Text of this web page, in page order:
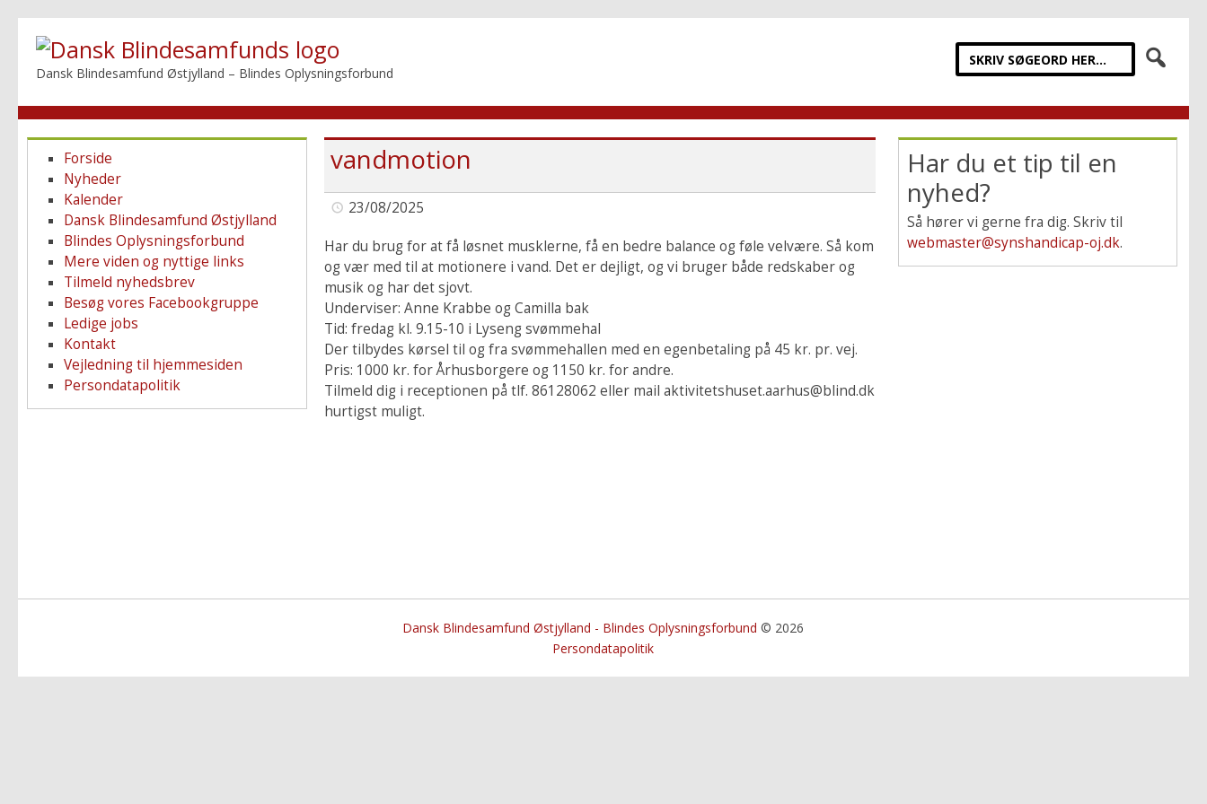
Dansk Blindesamfund Østjylland – Blindes Oplysningsforbund
vandmotion
23/08/2025
Har du brug for at få løsnet musklerne, få en bedre balance og føle velvære. Så kom
og vær med til at motionere i vand. Det er dejligt, og vi bruger både redskaber og
musik og har det sjovt.
Underviser: Anne Krabbe og Camilla bak
Tid: fredag kl. 9.15-10 i Lyseng svømmehal
Der tilbydes kørsel til og fra svømmehallen med en egenbetaling på 45 kr. pr. vej.
Pris: 1000 kr. for Århusborgere og 1150 kr. for andre.
Tilmeld dig i receptionen på tlf. 86128062 eller mail aktivitetshuset.aarhus@blind.dk
hurtigst muligt.
Forside
Nyheder
Kalender
Dansk Blindesamfund Østjylland
Blindes Oplysningsforbund
Mere viden og nyttige links
Tilmeld nyhedsbrev
Besøg vores Facebookgruppe
Ledige jobs
Kontakt
Vejledning til hjemmesiden
Persondatapolitik
Har du et tip til en
nyhed?
Så hører vi gerne fra dig. Skriv til
webmaster@synshandicap-oj.dk.
Dansk Blindesamfund Østjylland - Blindes Oplysningsforbund © 2026
Persondatapolitik